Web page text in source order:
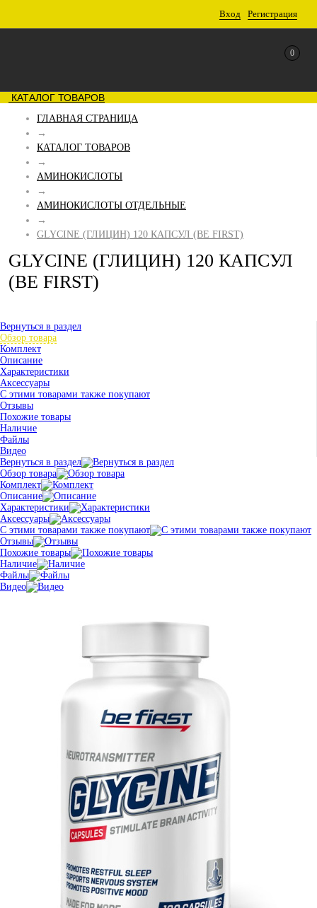
Вход Регистрация
0
КАТАЛОГ ТОВАРОВ
ГЛАВНАЯ СТРАНИЦА
→
КАТАЛОГ ТОВАРОВ
→
АМИНОКИСЛОТЫ
→
АМИНОКИСЛОТЫ ОТДЕЛЬНЫЕ
→
GLYCINE (ГЛИЦИН) 120 КАПСУЛ (BE FIRST)
GLYCINE (ГЛИЦИН) 120 КАПСУЛ
(BE FIRST)
Вернуться в раздел
Обзор товара
Комплект
Описание
Характеристики
Аксессуары
С этими товарами также покупают
Отзывы
Похожие товары
Наличие
Файлы
Видео
Вернуться в раздел
Обзор товара
Комплект
Описание
Характеристики
Аксессуары
С этими товарами также покупают
Отзывы
Похожие товары
Наличие
Файлы
Видео